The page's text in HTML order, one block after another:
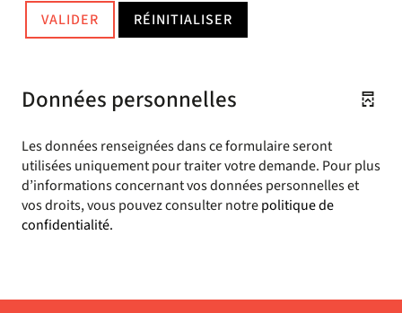
VALIDER RÉINITIALISER
Données personnelles
Les données renseignées dans ce formulaire seront
utilisées uniquement pour traiter votre demande. Pour plus
d’informations concernant vos données personnelles et
vos droits, vous pouvez consulter notrepolitique de
confidentialité.